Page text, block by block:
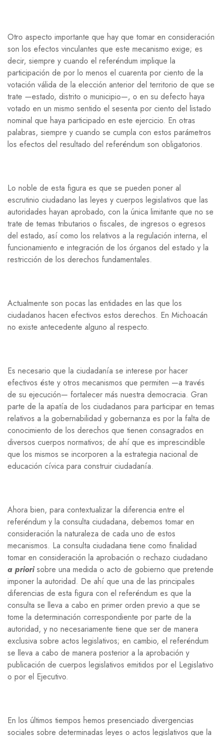
Otro aspecto importante que hay que tomar en consideración
son los efectos vinculantes que este mecanismo exige; es
decir, siempre y cuando el referéndum implique la
participación de por lo menos el cuarenta por ciento de la
votación válida de la elección anterior del territorio de que se
trate —estado, distrito o municipio—, o en su defecto haya
votado en un mismo sentido el sesenta por ciento del listado
nominal que haya participado en este ejercicio. En otras
palabras, siempre y cuando se cumpla con estos parámetros
los efectos del resultado del referéndum son obligatorios.
Lo noble de esta figura es que se pueden poner al
escrutinio ciudadano las leyes y cuerpos legislativos que las
autoridades hayan aprobado, con la única limitante que no se
trate de temas tributarios o fiscales, de ingresos o egresos
del estado, así como los relativos a la regulación interna, el
funcionamiento e integración de los órganos del estado y la
restricción de los derechos fundamentales.
Actualmente son pocas las entidades en las que los
ciudadanos hacen efectivos estos derechos. En Michoacán
no existe antecedente alguno al respecto.
Es necesario que la ciudadanía se interese por hacer
efectivos éste y otros mecanismos que permiten —a través
de su ejecución— fortalecer más nuestra democracia. Gran
parte de la apatía de los ciudadanos para participar en temas
relativos a la gobernabilidad y gobernanza es por la falta de
conocimiento de los derechos que tienen consagrados en
diversos cuerpos normativos; de ahí que es imprescindible
que los mismos se incorporen a la estrategia nacional de
educación cívica para construir ciudadanía.
Ahora bien, para contextualizar la diferencia entre el
referéndum y la consulta ciudadana, debemos tomar en
consideración la naturaleza de cada uno de estos
mecanismos. La consulta ciudadana tiene como finalidad
tomar en consideración la aprobación o rechazo ciudadano
a priorisobre una medida o acto de gobierno que pretende
imponer la autoridad. De ahí que una de las principales
diferencias de esta figura con el referéndum es que la
consulta se lleva a cabo en primer orden previo a que se
tome la determinación correspondiente por parte de la
autoridad, y no necesariamente tiene que ser de manera
exclusiva sobre actos legislativos; en cambio, el referéndum
se lleva a cabo de manera posterior a la aprobación y
publicación de cuerpos legislativos emitidos por el Legislativo
o por el Ejecutivo.
En los últimos tiempos hemos presenciado divergencias
sociales sobre determinadas leyes o actos legislativos que la